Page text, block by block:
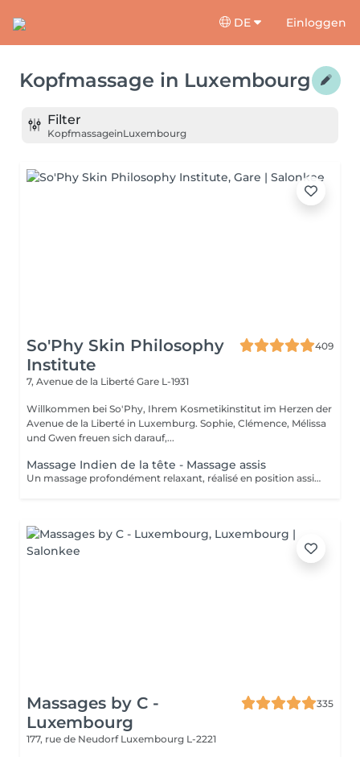
DE Einloggen
Kopfmassage in Luxembourg
Filter
KopfmassageinLuxembourg
So'Phy Skin Philosophy
Institute
409
7, Avenue de la Liberté Gare L-1931
Willkommen bei So'Phy, Ihrem Kosmetikinstitut im Herzen der
Avenue de la Liberté in Luxemburg. Sophie, Clémence, Mélissa
und Gwen freuen sich darauf,...
Massage Indien de la tête - Massage assis
Un massage profondément relaxant, réalisé en position assise, idéal pour relâcher rapidement les tensions accumulées. Inspiré des techniques ayurvédiques, ce soin agit sur le haut du dos, les épaules, la nuque et le cuir chevelu afin de libérer les tensions musculaires et apaiser le système nerveux. Grâce à des manuvres ciblées, il procure une sensation immédiate de légèreté, favorise la détente mentale et améliore la qualité du repos. Un soin idéal pour s'offrir une pause rapide et efficace, relâcher la pression et retrouver une sensation de calme et d'équilibre.
Massages by C -
Luxembourg
335
177, rue de Neudorf Luxembourg L-2221